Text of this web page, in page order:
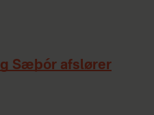
Sæþór afslører